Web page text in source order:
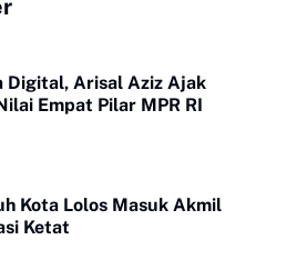
Digital, Arisal Aziz Ajak
Empat Pilar MPR RI
Kota Lolos Masuk Akmil
Ketat